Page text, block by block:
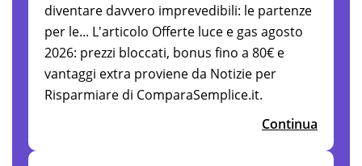
diventare davvero imprevedibili: le partenze
per le... L'articolo Offerte luce e gas agosto
2026: prezzi bloccati, bonus fino a 80€ e
vantaggi extra proviene da Notizie per
Risparmiare di ComparaSemplice.it.
Continua